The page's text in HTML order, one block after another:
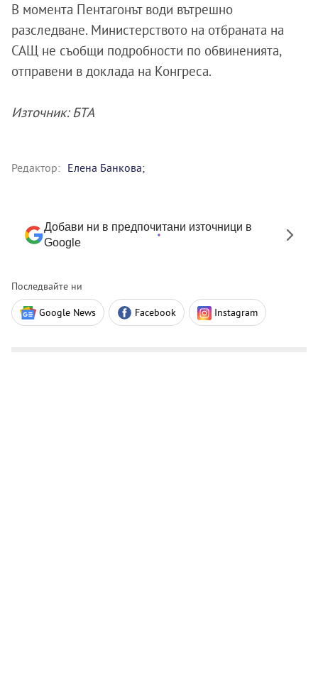
В момента Пентагонът води вътрешно
разследване. Министерството на отбраната на
САЩ не съобщи подробности по обвиненията,
отправени в доклада на Конгреса.
Източник: БТА
Редактор: Eлена Банкова;
Добави ни в предпочитани източници в
Google
Последвайте ни
Google News Facebook Instagram